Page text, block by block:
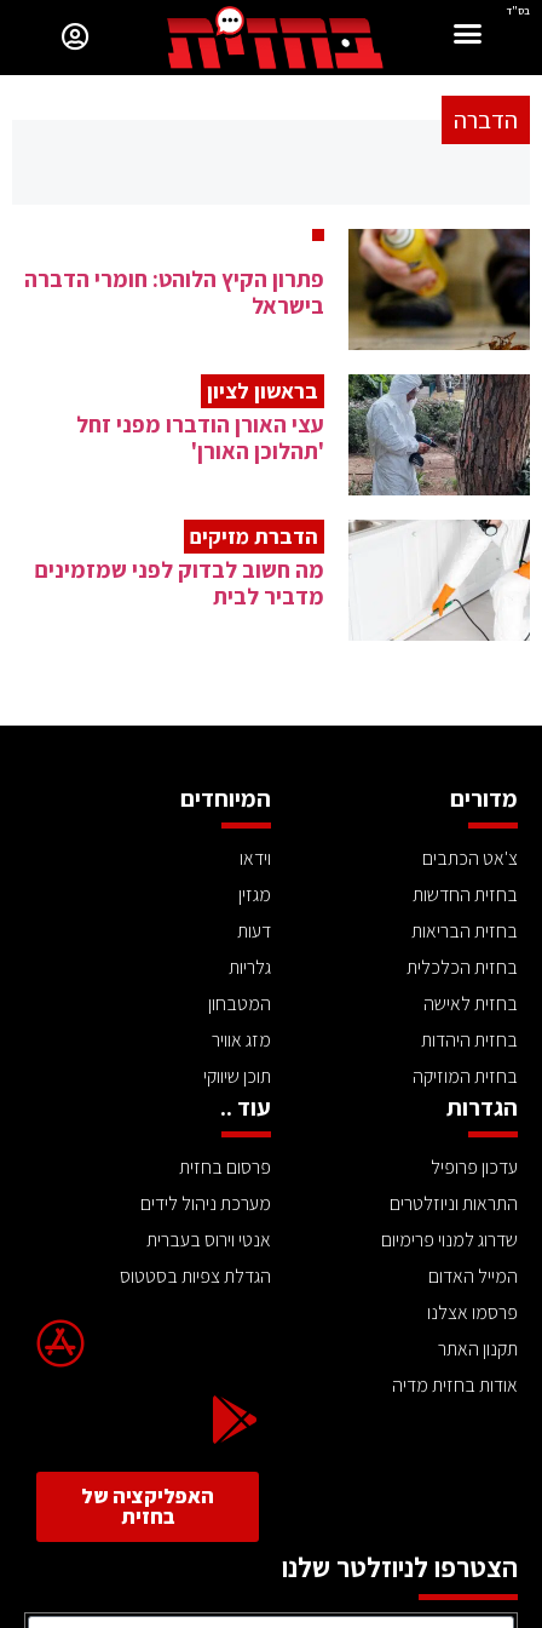
בס"ד
הדברה
פתרון הקיץ הלוהט: חומרי הדברה
בישראל
בראשון לציון
עצי האורן הודברו מפני זחל
'תהלוכן האורן'
הדברת מזיקים
מה חשוב לבדוק לפני שמזמינים
מדביר לבית
מדורים
צ'אט הכתבים
בחזית החדשות
בחזית הבריאות
בחזית הכלכלית
בחזית לאישה
בחזית היהדות
בחזית המוזיקה
המיוחדים
וידאו
מגזין
דעות
גלריות
המטבחון
מזג אוויר
תוכן שיווקי
הגדרות
עדכון פרופיל
התראות וניוזלטרים
שדרוג למנוי פרימיום
המייל האדום
פרסמו אצלנו
תקנון האתר
אודות בחזית מדיה
עוד ..
פרסום בחזית
מערכת ניהול לידים
אנטי וירוס בעברית
הגדלת צפיות בסטטוס
האפליקציה של
בחזית
הצטרפו לניוזלטר שלנו